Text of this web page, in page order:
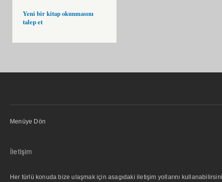
Yeni bir kitap okunmasını
talep et
Menüye Dön
İletişim
Her türlü konuda bize ulaşmak için asagıdaki iletişim yollarını